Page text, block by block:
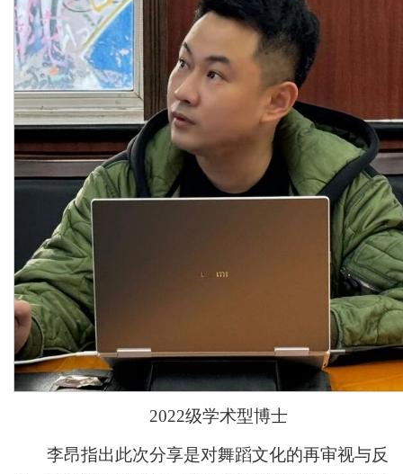
2022级学术型博士
李昂指出此次分享是对舞蹈文化的再审视与反